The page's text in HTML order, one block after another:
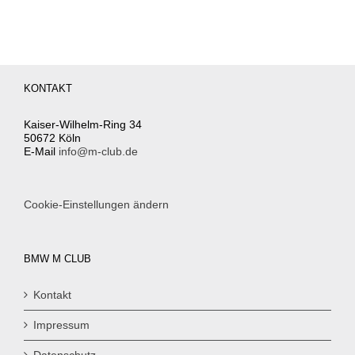
KONTAKT
Kaiser-Wilhelm-Ring 34
50672 Köln
E-Mail info@m-club.de
Cookie-Einstellungen ändern
BMW M CLUB
Kontakt
Impressum